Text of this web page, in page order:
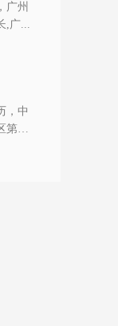
广州
,广...
，中
第